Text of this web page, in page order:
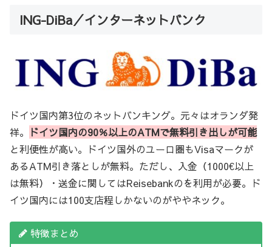
ING-DiBa／インターネットバンク
ドイツ国内第3位のネットバンキング。元々はオランダ発
祥。
ドイツ国内の90％以上のATMで無料引き出しが可能
と利便性が高い。ドイツ国外のユーロ圏もVisaマークが
あるATM引き落としが無料。ただし、入金（1000€以上
は無料）・送金に関してはReisebankのを利用が必要。ド
イツ国内には100支店程しかないのがややネック。
特徴まとめ